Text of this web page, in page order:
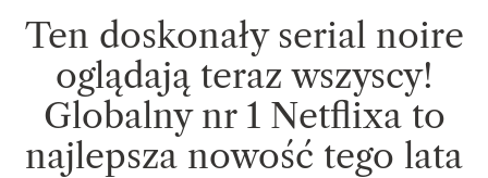
Ten doskonały serial noire
oglądają teraz wszyscy!
Globalny nr 1 Netflixa to
najlepsza nowość tego lata